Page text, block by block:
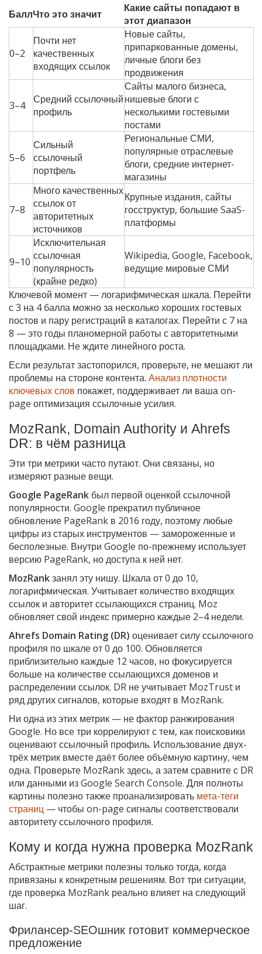
БаллЧто это значит
Какие сайты попадают в
этот диапазон
0–2
Почти нет
качественных
входящих ссылок
Новые сайты,
припаркованные домены,
личные блоги без
продвижения
3–4
Средний ссылочный
профиль
Сайты малого бизнеса,
нишевые блоги с
несколькими гостевыми
постами
5–6
Сильный
ссылочный
портфель
Региональные СМИ,
популярные отраслевые
блоги, средние интернет-
магазины
7–8
Много качественных
ссылок от
авторитетных
источников
Крупные издания, сайты
госструктур, большие SaaS-
платформы
9–10
Исключительная
ссылочная
популярность
(крайне редко)
Wikipedia, Google, Facebook,
ведущие мировые СМИ
Ключевой момент — логарифмическая шкала. Перейти
с 3 на 4 балла можно за несколько хороших гостевых
постов и пару регистраций в каталогах. Перейти с 7 на
8 — это годы планомерной работы с авторитетными
площадками. Не ждите линейного роста.
Если результат застопорился, проверьте, не мешают ли
проблемы на стороне контента. Анализ плотности
ключевых слов покажет, поддерживает ли ваша on-
page оптимизация ссылочные усилия.
MozRank, Domain Authority и Ahrefs
DR: в чём разница
Эти три метрики часто путают. Они связаны, но
измеряют разные вещи.
Google PageRank был первой оценкой ссылочной
популярности. Google прекратил публичное
обновление PageRank в 2016 году, поэтому любые
цифры из старых инструментов — замороженные и
бесполезные. Внутри Google по-прежнему использует
версию PageRank, но доступа к ней нет.
MozRankзанял эту нишу. Шкала от 0 до 10,
логарифмическая. Учитывает количество входящих
ссылок и авторитет ссылающихся страниц. Moz
обновляет свой индекс примерно каждые 2–4 недели.
Ahrefs Domain Rating (DR) оценивает силу ссылочного
профиля по шкале от 0 до 100. Обновляется
приблизительно каждые 12 часов, но фокусируется
больше на количестве ссылающихся доменов и
распределении ссылок. DR не учитывает MozTrust и
ряд других сигналов, которые входят в MozRank.
Ни одна из этих метрик — не фактор ранжирования
Google. Но все три коррелируют с тем, как поисковики
оценивают ссылочный профиль. Использование двух-
трёх метрик вместе даёт более объёмную картину, чем
одна. Проверьте MozRank здесь, а затем сравните с DR
или данными из Google Search Console. Для полноты
картины полезно также проанализировать мета-теги
страниц — чтобы on-page сигналы соответствовали
авторитету ссылочного профиля.
Кому и когда нужна проверка MozRank
Абстрактные метрики полезны только тогда, когда
привязаны к конкретным решениям. Вот три ситуации,
где проверка MozRank реально влияет на следующий
шаг.
Фрилансер-SEOшник готовит коммерческое
предложение